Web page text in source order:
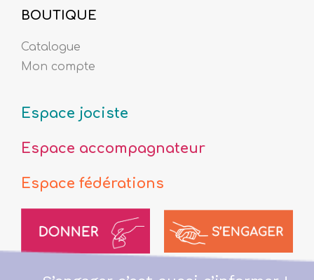
BOUTIQUE
Catalogue
Mon compte
Espace jociste
Espace accompagnateur
Espace fédérations